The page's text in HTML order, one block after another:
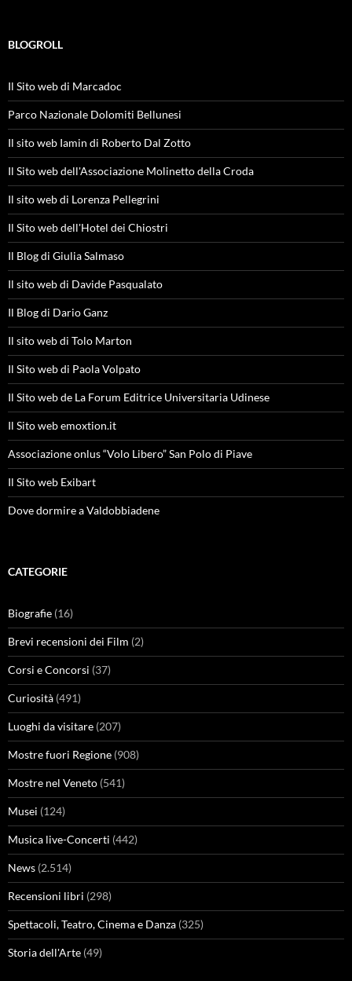
BLOGROLL
Il Sito web di Marcadoc
Parco Nazionale Dolomiti Bellunesi
Il sito web Iamin di Roberto Dal Zotto
Il Sito web dell'Associazione Molinetto della Croda
Il sito web di Lorenza Pellegrini
Il Sito web dell'Hotel dei Chiostri
Il Blog di Giulia Salmaso
Il sito web di Davide Pasqualato
Il Blog di Dario Ganz
Il sito web di Tolo Marton
Il Sito web di Paola Volpato
Il Sito web de La Forum Editrice Universitaria Udinese
Il Sito web emoxtion.it
Associazione onlus “Volo Libero” San Polo di Piave
Il Sito web Exibart
Dove dormire a Valdobbiadene
CATEGORIE
Biografie (16)
Brevi recensioni dei Film (2)
Corsi e Concorsi (37)
Curiosità (491)
Luoghi da visitare (207)
Mostre fuori Regione (908)
Mostre nel Veneto (541)
Musei (124)
Musica live-Concerti (442)
News (2.514)
Recensioni libri (298)
Spettacoli, Teatro, Cinema e Danza (325)
Storia dell'Arte (49)